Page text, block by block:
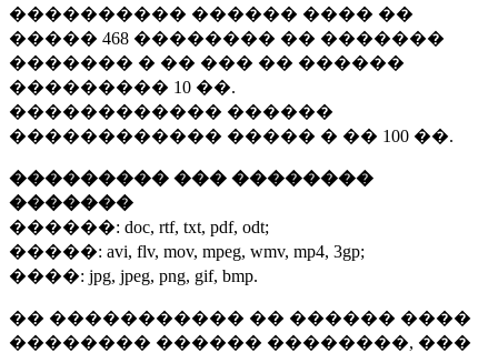
���������� ������ ���� ��
����� 468 �������� �� �������
������� � �� ��� �� ������
��������� 10 ��.
������������ ������
������������ ����� � �� 100 ��.
��������� ��� ��������
�������
������: doc, rtf, txt, pdf, odt;
�����: avi, flv, mov, mpeg, wmv, mp4, 3gp;
����: jpg, jpeg, png, gif, bmp.
�� ����������� �� ������ ����
�������� ������ ��������, ���